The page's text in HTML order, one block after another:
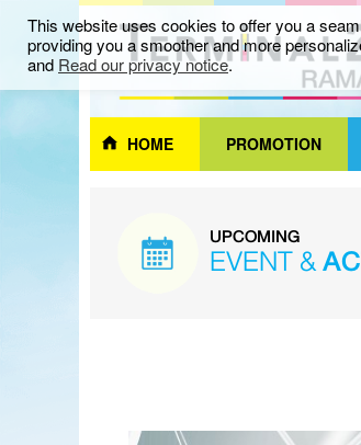
HOME PROMOTION
UPCOMING
EVENT &
This website uses cookies to offer you a
providing you a smoother and more
and Read our privacy notice.